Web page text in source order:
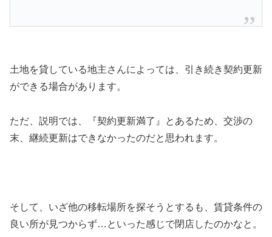
土地を貸している地主さんによっては、引き続き契約更新
ができる場合があります。
ただ、説明では、『契約更新満了』とあるため、交渉の
末、継続更新はできなかったのだと思われます。
そして、いざ他の移転場所を探そうとするも、賃貸条件の
良い所が見つからず…といった感じで閉店したのかなと。